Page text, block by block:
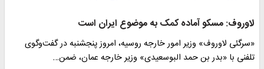
لاوروف: مسکو آماده کمک به موضوع ایران است
«سرگئی لاوروف» وزیر امور خارجه روسیه، امروز پنجشنبه در گفت‌وگوی
تلفنی با «بدر بن حمد البوسعیدی» وزیر خارجه عمان، ضمن…